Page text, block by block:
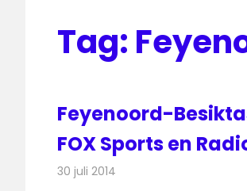
Tag:
Feyenoord-
FOX Sports en
30 juli 2014